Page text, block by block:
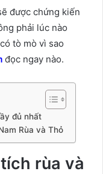
được chứng kiến
phải lúc nào
tò mò vì sao
đọc ngay nào.
đủ nhất
Rùa và Thỏ
rùa và